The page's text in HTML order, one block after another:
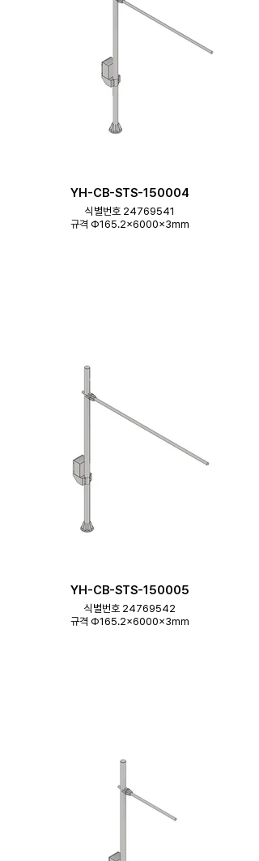
YH-CB-STS-150004
식별번호 24769541
규격 Φ165.2×6000×3mm
YH-CB-STS-150005
식별번호 24769542
규격 Φ165.2×6000×3mm